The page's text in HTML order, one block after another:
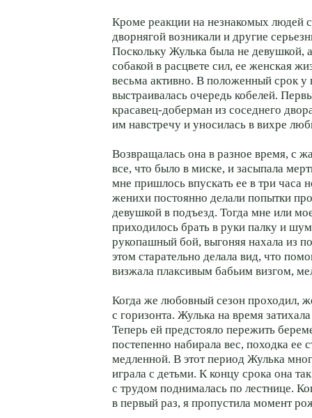
Кроме реакции на незнакомых людей
дворнягой возникали и другие
Поскольку Жулька была не девушкой,
собакой в расцвете сил, ее женская
весьма активно. В положенный срок у
выстраивалась очередь кобелей.
красавец-доберман из соседнего
им навстречу и уносилась в вихре
Возвращалась она в разное время, с
все, что было в миске, и засыпала
мне пришлось впускать ее в три часа
женихи постоянно делали попытки
девушкой в подъезд. Тогда мне или
приходилось брать в руки палку и
рукопашный бой, выгоняя нахала из
этом старательно делала вид, что
визжала плаксивым бабьим визгом,
Когда же любовный сезон проходил,
с горизонта. Жулька на время
Теперь ей предстояло пережить
постепенно набирала вес, походка ее
медленной. В этот период Жулька
играла с детьми. К концу срока она
с трудом поднималась по лестнице.
в первый раз, я пропустила момент